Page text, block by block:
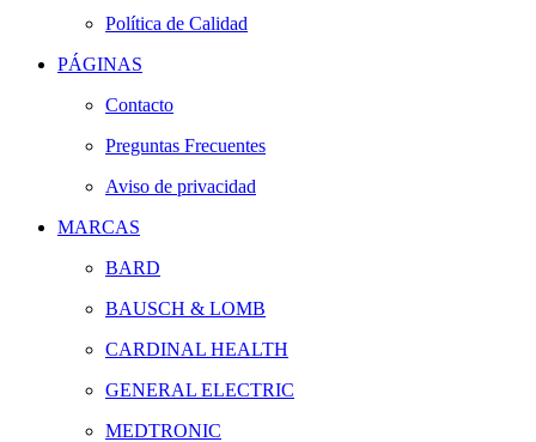
Política de Calidad
PÁGINAS
Contacto
Preguntas Frecuentes
Aviso de privacidad
MARCAS
BARD
BAUSCH & LOMB
CARDINAL HEALTH
GENERAL ELECTRIC
MEDTRONIC